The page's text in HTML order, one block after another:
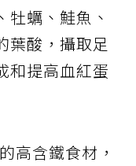
蠣、鮭魚、
葉酸，攝取足
和提高血紅蛋
高含鐵食材，